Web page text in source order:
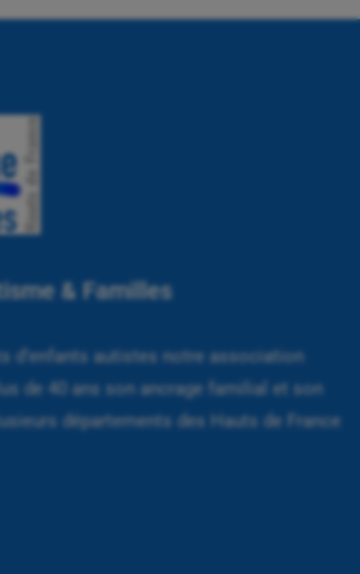
& Familles
d’enfants autistes notre association
de 40 ans son ancrage familial et son
départements des Hauts de France